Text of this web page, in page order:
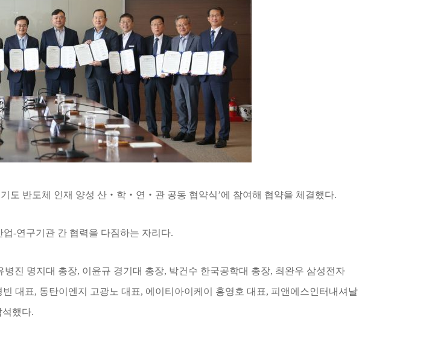
도 반도체 인재 양성 산 ‧ 학 ‧ 연 ‧ 관 공동 협약식’에 참여해 협약을 체결했다.
업-연구기관 간 협력을 다짐하는 자리다.
병진 명지대 총장, 이윤규 경기대 총장, 박건수 한국공학대 총장, 최완우 삼성전자
대표, 동탄이엔지 고광노 대표, 에이티아이케이 홍영호 대표, 피앤에스인터내셔날
석했다.